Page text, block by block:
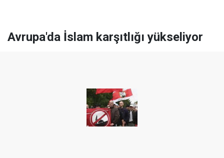
Avrupa'da İslam karşıtlığı yükseliyor